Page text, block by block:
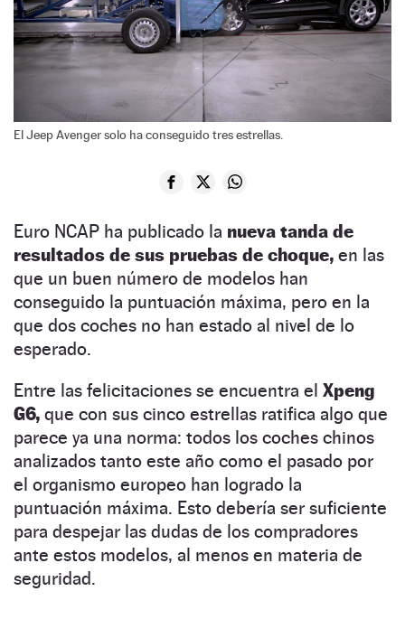
El Jeep Avenger solo ha conseguido tres estrellas.
Euro NCAP ha publicado la nueva tanda de
resultados de sus pruebas de choque, en las
que un buen número de modelos han
conseguido la puntuación máxima, pero en la
que dos coches no han estado al nivel de lo
esperado.
Entre las felicitaciones se encuentra el Xpeng
G6, que con sus cinco estrellas ratifica algo que
parece ya una norma: todos los coches chinos
analizados tanto este año como el pasado por
el organismo europeo han logrado la
puntuación máxima. Esto debería ser suficiente
para despejar las dudas de los compradores
ante estos modelos, al menos en materia de
seguridad.